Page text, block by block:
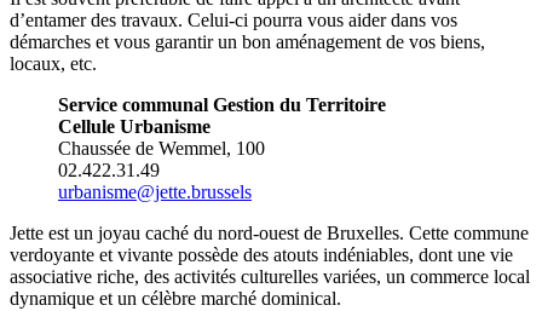
d’entamer des travaux. Celui-ci pourra vous aider dans vos
démarches et vous garantir un bon aménagement de vos biens,
locaux, etc.
Service communal Gestion du Territoire
Cellule Urbanisme
Chaussée de Wemmel, 100
02.422.31.49
urbanisme@jette.brussels
Jette est un joyau caché du nord-ouest de Bruxelles. Cette commune
verdoyante et vivante possède des atouts indéniables, dont une vie
associative riche, des activités culturelles variées, un commerce local
dynamique et un célèbre marché dominical.